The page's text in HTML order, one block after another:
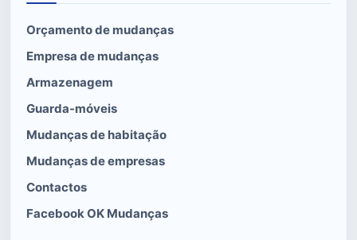
Orçamento de mudanças
Empresa de mudanças
Armazenagem
Guarda-móveis
Mudanças de habitação
Mudanças de empresas
Contactos
Facebook OK Mudanças